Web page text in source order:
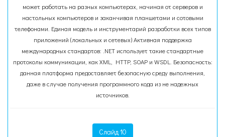
может работать на разных компьютерах, начиная от серверов и
настольных компьютеров и заканчивая планшетами и сотовыми
телефонами. Единая модель и инструментарий разработки всех типов
приложений (локальных и сетевых) Активная поддержка
международных стандартов: .NET использует такие стандартные
протоколы коммуникации, как XML, HTTP, SOAP и WSDL. Безопасность:
данная платформа предоставляет безопасную среду выполнения,
даже в случае получения программного кода из не надежных
источников.
Слайд 10